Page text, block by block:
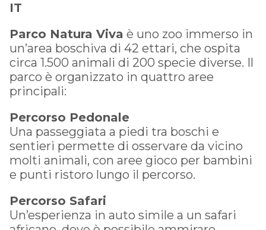
IT
Parco Natura Viva è uno zoo immerso in
un’area boschiva di 42 ettari, che ospita
circa 1.500 animali di 200 specie diverse. Il
parco è organizzato in quattro aree
principali:
Percorso Pedonale
Una passeggiata a piedi tra boschi e
sentieri permette di osservare da vicino
molti animali, con aree gioco per bambini
e punti ristoro lungo il percorso.
Percorso Safari
Un’esperienza in auto simile a un safari